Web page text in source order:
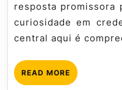
resposta promissora
curiosidade em
central aqui é
READ MORE READ
MORE